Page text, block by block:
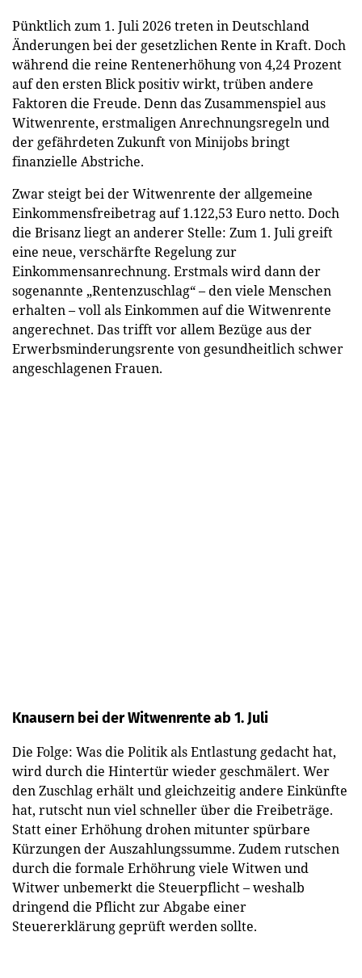
Pünktlich zum 1. Juli 2026 treten in Deutschland
Änderungen bei der gesetzlichen Rente in Kraft. Doch
während die reine Rentenerhöhung von 4,24 Prozent
auf den ersten Blick positiv wirkt, trüben andere
Faktoren die Freude. Denn das Zusammenspiel aus
Witwenrente, erstmaligen Anrechnungsregeln und
der gefährdeten Zukunft von Minijobs bringt
finanzielle Abstriche.
Zwar steigt bei der Witwenrente der allgemeine
Einkommensfreibetrag auf 1.122,53 Euro netto. Doch
die Brisanz liegt an anderer Stelle: Zum 1. Juli greift
eine neue, verschärfte Regelung zur
Einkommensanrechnung. Erstmals wird dann der
sogenannte „Rentenzuschlag“ – den viele Menschen
erhalten – voll als Einkommen auf die Witwenrente
angerechnet. Das trifft vor allem Bezüge aus der
Erwerbsminderungsrente von gesundheitlich schwer
angeschlagenen Frauen.
Knausern bei der Witwenrente ab 1. Juli
Die Folge: Was die Politik als Entlastung gedacht hat,
wird durch die Hintertür wieder geschmälert. Wer
den Zuschlag erhält und gleichzeitig andere Einkünfte
hat, rutscht nun viel schneller über die Freibeträge.
Statt einer Erhöhung drohen mitunter spürbare
Kürzungen der Auszahlungssumme. Zudem rutschen
durch die formale Erhöhrung viele Witwen und
Witwer unbemerkt die Steuerpflicht – weshalb
dringend die Pflicht zur Abgabe einer
Steuererklärung geprüft werden sollte.